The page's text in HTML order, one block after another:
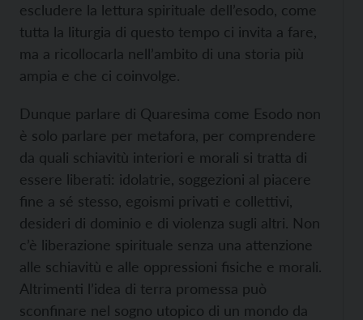
escludere la lettura spirituale dell’esodo, come
tutta la liturgia di questo tempo ci invita a fare,
ma a ricollocarla nell’ambito di una storia più
ampia e che ci coinvolge.
Dunque parlare di Quaresima come Esodo non
è solo parlare per metafora, per comprendere
da quali schiavitù interiori e morali si tratta di
essere liberati: idolatrie, soggezioni al piacere
fine a sé stesso, egoismi privati e collettivi,
desideri di dominio e di violenza sugli altri. Non
c’è liberazione spirituale senza una attenzione
alle schiavitù e alle oppressioni fisiche e morali.
Altrimenti l’idea di terra promessa può
sconfinare nel sogno utopico di un mondo da